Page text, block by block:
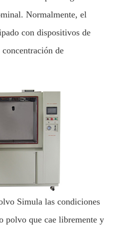
Normalmente, el
con dispositivos de
de
Simula las condiciones
polvo que cae libremente y